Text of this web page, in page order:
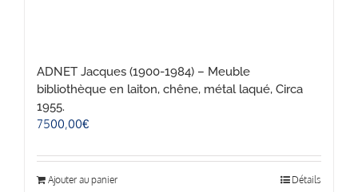
ADNET Jacques (1900-1984) – Meuble
bibliothèque en laiton, chêne, métal laqué, Circa
1955.
7500,00€
Ajouter au panier
Détails